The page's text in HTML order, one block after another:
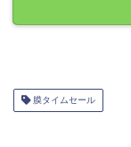
膜タイムセール